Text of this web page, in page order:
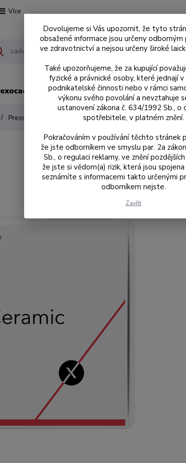
Více
exocad Skenery MEDIT Sagemax
PressCeramic MO 4 /4
Dovolujeme si Vás upozornit, že tyto
obsažené informace jsou určeny odborným
ve zdravotnictví a nejsou určeny široké
Také upozorňujeme, že za kupující
fyzické a právnické osoby, které jednají v
podnikatelské činnosti nebo v rámci
výkonu svého povolání a nevztahuje
ustanovení zákona č. 634/1992 Sb., o
spotřebitele, v platném znění.
Pokračováním v používání těchto stránek
že jste odborníkem ve smyslu par. 2a
Sb., o regulaci reklamy, ve znění
že jste si vědom(a) rizik, která jsou
seznámíte s informacemi takto určenými
odborníkem nejste.
Zavřít